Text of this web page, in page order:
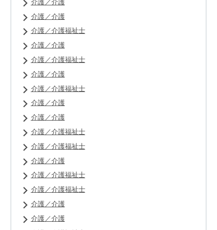
介護／介護
介護／介護
介護／介護福祉士
介護／介護
介護／介護福祉士
介護／介護
介護／介護福祉士
介護／介護
介護／介護
介護／介護福祉士
介護／介護福祉士
介護／介護
介護／介護福祉士
介護／介護福祉士
介護／介護
介護／介護